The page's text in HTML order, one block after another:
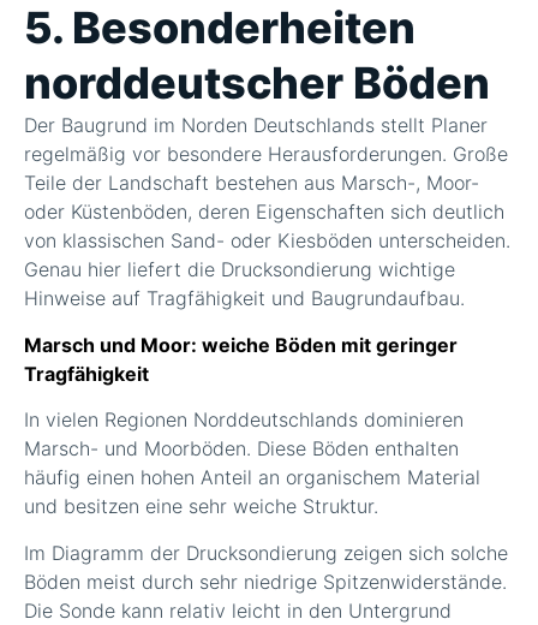
5. Besonderheiten
norddeutscher Böden
Der Baugrund im Norden Deutschlands stellt Planer
regelmäßig vor besondere Herausforderungen. Große
Teile der Landschaft bestehen aus Marsch-, Moor-
oder Küstenböden, deren Eigenschaften sich deutlich
von klassischen Sand- oder Kiesböden unterscheiden.
Genau hier liefert die Drucksondierung wichtige
Hinweise auf Tragfähigkeit und Baugrundaufbau.
Marsch und Moor: weiche Böden mit geringer
Tragfähigkeit
In vielen Regionen Norddeutschlands dominieren
Marsch- und Moorböden. Diese Böden enthalten
häufig einen hohen Anteil an organischem Material
und besitzen eine sehr weiche Struktur.
Im Diagramm der Drucksondierung zeigen sich solche
Böden meist durch sehr niedrige Spitzenwiderstände.
Die Sonde kann relativ leicht in den Untergrund